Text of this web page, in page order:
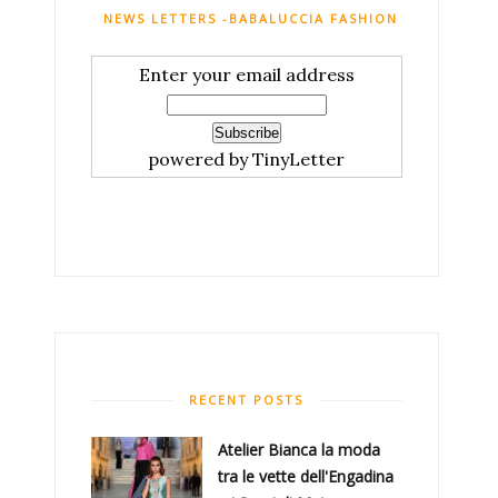
NEWS LETTERS -BABALUCCIA FASHION AND MY
Enter your email address
powered by TinyLetter
RECENT POSTS
Atelier Bianca​ la moda
tra le vette dell'Engadina